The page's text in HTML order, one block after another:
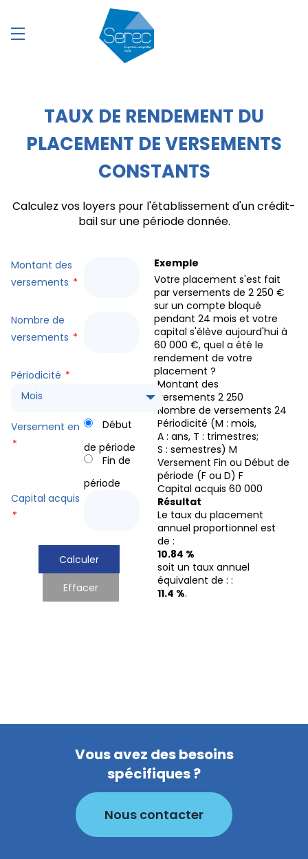
TAUX DE RENDEMENT DU
PLACEMENT DE VERSEMENTS
CONSTANTS
Calculez vos loyers pour l'établissement d'un crédit-
bail sur une période donnée.
Montant des
versements *
Nombre de
versements *
Périodicité *
Mois
Versement en
*
Début
de période
Fin de
période
Capital acquis
*
Exemple
Votre placement s'est fait
par versements de 2 250 €
sur un compte bloqué
pendant 24 mois et votre
capital s'élève aujourd'hui à
60 000 €, quel a été le
rendement de votre
placement ?
Montant des
versements 2 250
Nombre de versements 24
Périodicité (M : mois,
A : ans, T : trimestres;
S : semestres) M
Versement Fin ou Début de
période (F ou D) F
Capital acquis 60 000
Résultat
Le taux du placement
annuel proportionnel est
de :
10.84 %
soit un taux annuel
équivalent de : :
11.4 %.
Vous avez des besoins
spécifiques ?
Nous contacter